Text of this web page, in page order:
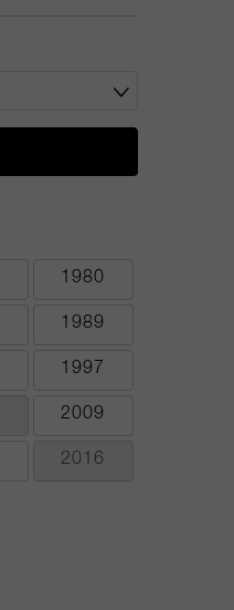
1980
1989
1997
2009
2016